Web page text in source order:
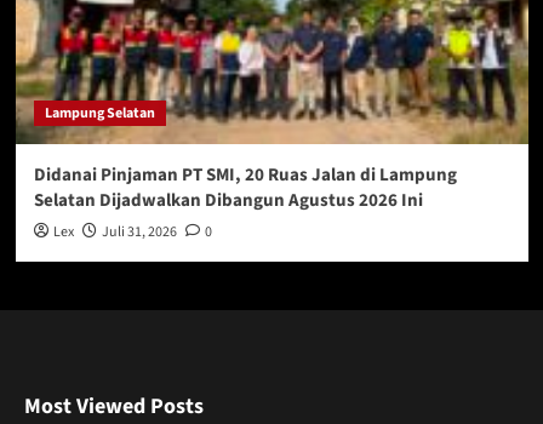
Lampung Selatan
Didanai Pinjaman PT SMI, 20 Ruas Jalan di Lampung
Selatan Dijadwalkan Dibangun Agustus 2026 Ini
Lex Juli 31, 2026 0
Most Viewed Posts